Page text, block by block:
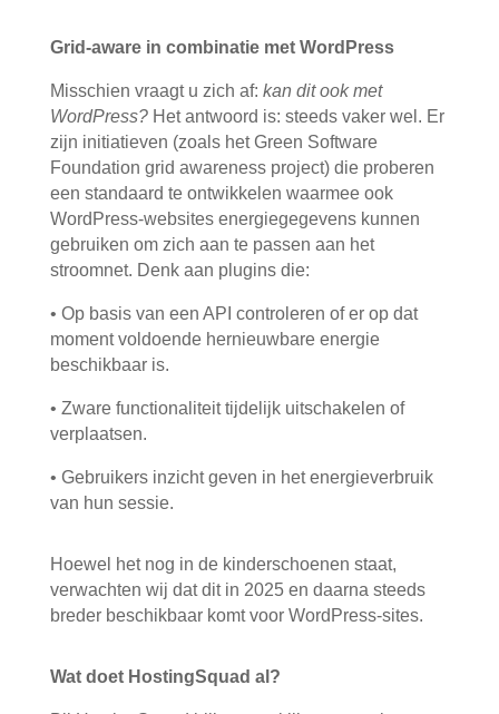
Grid-aware in combinatie met WordPress
Misschien vraagt u zich af: kan dit ook met
WordPress?Het antwoord is: steeds vaker wel. Er
zijn initiatieven (zoals het Green Software
Foundation grid awareness project) die proberen
een standaard te ontwikkelen waarmee ook
WordPress-websites energiegegevens kunnen
gebruiken om zich aan te passen aan het
stroomnet. Denk aan plugins die:
• Op basis van een API controleren of er op dat
moment voldoende hernieuwbare energie
beschikbaar is.
• Zware functionaliteit tijdelijk uitschakelen of
verplaatsen.
• Gebruikers inzicht geven in het energieverbruik
van hun sessie.
Hoewel het nog in de kinderschoenen staat,
verwachten wij dat dit in 2025 en daarna steeds
breder beschikbaar komt voor WordPress-sites.
Wat doet HostingSquad al?